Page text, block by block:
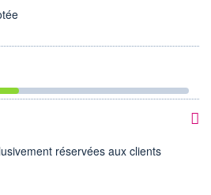
réservées aux clients